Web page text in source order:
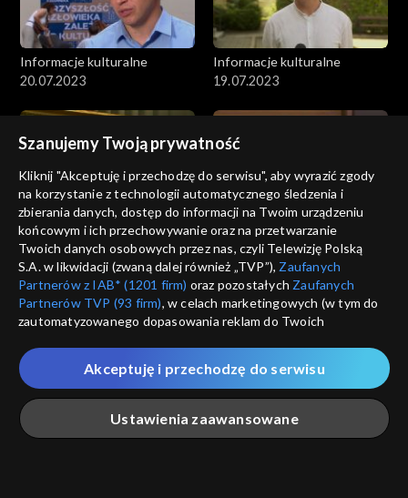
Informacje kulturalne
20.07.2023
Informacje kulturalne
19.07.2023
Informacje kulturalne
18.07.2023
Informacje kulturalne
17.07.2023
Informacje kulturalne
16.07.2023
Informacje kulturalne
15.07.2023
Szanujemy Twoją prywatność
Kliknij "Akceptuję i przechodzę do serwisu", aby wyrazić zgody
na korzystanie z technologii automatycznego śledzenia i
zbierania danych, dostęp do informacji na Twoim urządzeniu
końcowym i ich przechowywanie oraz na przetwarzanie
Twoich danych osobowych przez nas, czyli Telewizję Polską
S.A. w likwidacji (zwaną dalej również „TVP”), Zaufanych
Partnerów z IAB* (1201 firm) oraz pozostałych Zaufanych
Partnerów TVP (93 firm), w celach marketingowych (w tym do
zautomatyzowanego dopasowania reklam do Twoich
które wskazujemy poniżej, a także zgody na udostępnianie
przez nas identyfikatora PPID do Google.
Twoje dane osobowe zbierane podczas odwiedzania przez
Ciebie naszych
poszczególnych serwisówzwanych dalej
„Portalem”, w tym informacje zapisywane za pomocą
Ustawienia zaawansowane
Akceptuję i przechodzę do serwisu